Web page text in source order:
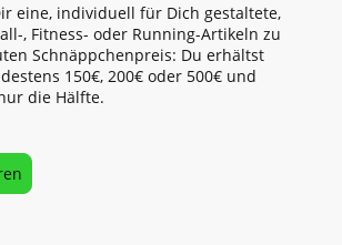
eine, individuell für Dich gestaltete,
, Fitness- oder Running-Artikeln zu
Schnäppchenpreis: Du erhältst
150€, 200€ oder 500€ und
die Hälfte.